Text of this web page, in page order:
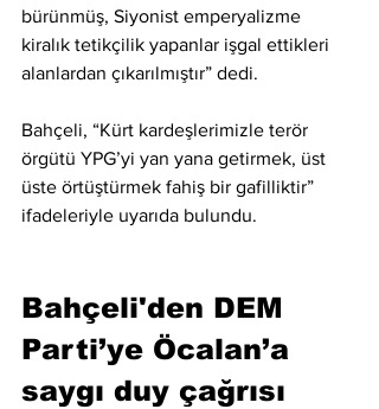
bürünmüş, Siyonist emperyalizme
kiralık tetikçilik yapanlar işgal ettikleri
alanlardan çıkarılmıştır” dedi.
Bahçeli, “Kürt kardeşlerimizle terör
örgütü YPG’yi yan yana getirmek, üst
üste örtüştürmek fahiş bir gafilliktir”
ifadeleriyle uyarıda bulundu.
Bahçeli'den DEM
Parti’ye Öcalan’a
saygı duy çağrısı